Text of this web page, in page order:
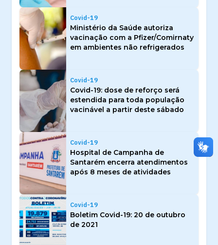
Covid-19
Ministério da Saúde autoriza
vacinação com a Pfizer/Comirnaty
em ambientes não refrigerados
Covid-19
Covid-19: dose de reforço será
estendida para toda população
vacinável a partir deste sábado
Covid-19
Hospital de Campanha de
Santarém encerra atendimentos
após 8 meses de atividades
Covid-19
Boletim Covid-19: 20 de outubro
de 2021